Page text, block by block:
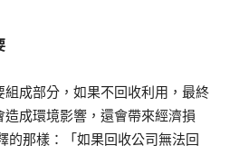
成部分，如果不回收利用，最終
成環境影響，還會帶來經濟損
的那樣：「如果回收公司無法回